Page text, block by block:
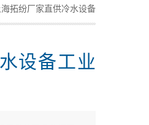
拓纷厂家直供冷水设备
工业冷水机
设备工业